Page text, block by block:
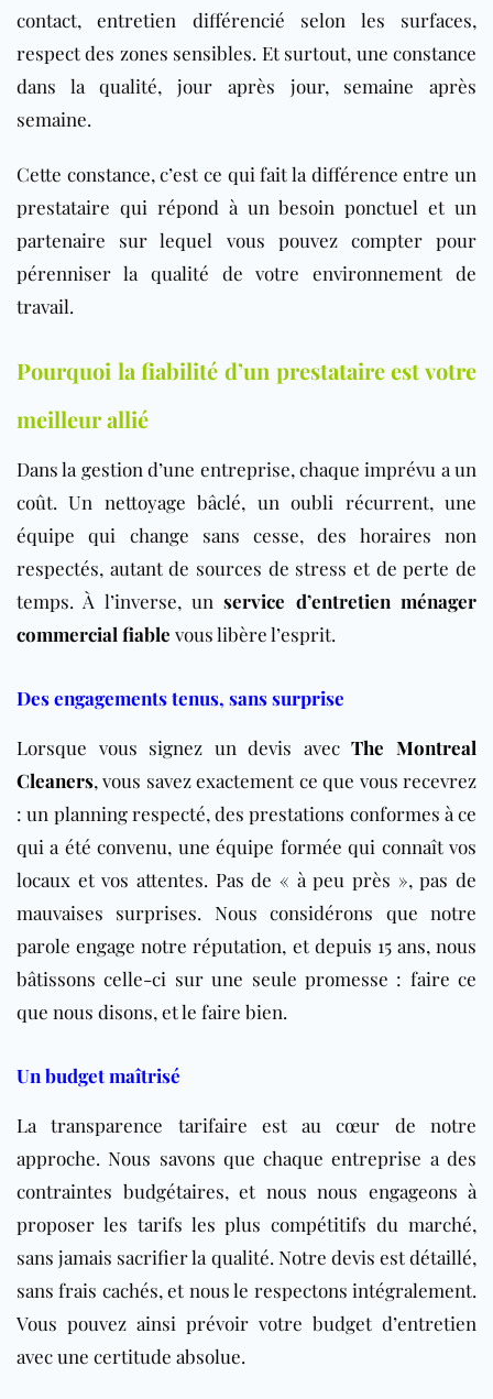
contact, entretien différencié selon les surfaces,
respect des zones sensibles. Et surtout, une constance
dans la qualité, jour après jour, semaine après
semaine.
Cette constance, c’est ce qui fait la différence entre un
prestataire qui répond à un besoin ponctuel et un
partenaire sur lequel vous pouvez compter pour
pérenniser la qualité de votre environnement de
travail.
Pourquoi la fiabilité d’un prestataire est votre
meilleur allié
Dans la gestion d’une entreprise, chaque imprévu a un
coût. Un nettoyage bâclé, un oubli récurrent, une
équipe qui change sans cesse, des horaires non
respectés, autant de sources de stress et de perte de
temps. À l’inverse, unservice d’entretien ménager
commercial fiable vous libère l’esprit.
Des engagements tenus, sans surprise
Lorsque vous signez un devis avecThe Montreal
Cleaners, vous savez exactement ce que vous recevrez
: un planning respecté, des prestations conformes à ce
qui a été convenu, une équipe formée qui connaît vos
locaux et vos attentes. Pas de « à peu près », pas de
mauvaises surprises. Nous considérons que notre
parole engage notre réputation, et depuis 15 ans, nous
bâtissons celle-ci sur une seule promesse : faire ce
que nous disons, et le faire bien.
Un budget maîtrisé
La transparence tarifaire est au cœur de notre
approche. Nous savons que chaque entreprise a des
contraintes budgétaires, et nous nous engageons à
proposer les tarifs les plus compétitifs du marché,
sans jamais sacrifier la qualité. Notre devis est détaillé,
sans frais cachés, et nous le respectons intégralement.
Vous pouvez ainsi prévoir votre budget d’entretien
avec une certitude absolue.